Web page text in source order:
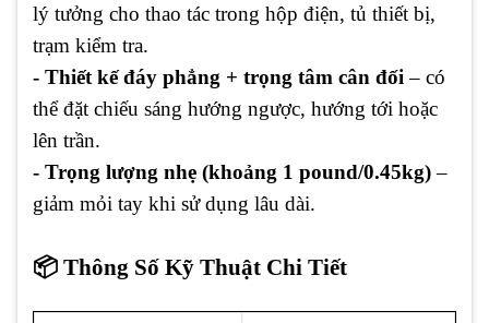
lý tưởng cho thao tác trong hộp điện, tủ thiết bị,
trạm kiểm tra.
- Thiết kế đáy phẳng + trọng tâm cân đối – có
thể đặt chiếu sáng hướng ngược, hướng tới hoặc
lên trần.
- Trọng lượng nhẹ (khoảng 1 pound/0.45kg)–
giảm mỏi tay khi sử dụng lâu dài.
📦 Thông Số Kỹ Thuật Chi Tiết